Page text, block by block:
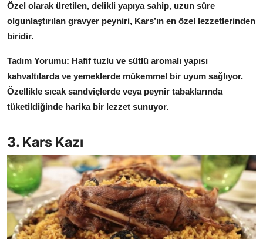
Özel olarak üretilen, delikli yapıya sahip, uzun süre
olgunlaştırılan gravyer peyniri, Kars’ın en özel lezzetlerinden
biridir.
Tadım Yorumu: Hafif tuzlu ve sütlü aromalı yapısı
kahvaltılarda ve yemeklerde mükemmel bir uyum sağlıyor.
Özellikle sıcak sandviçlerde veya peynir tabaklarında
tüketildiğinde harika bir lezzet sunuyor.
3. Kars Kazı